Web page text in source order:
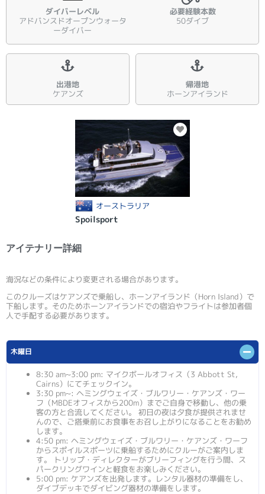
ダイバーレベル
アドバンスドオープンウォータ
ーダイバー
必要経験本数
50ダイブ
出港地
ケアンズ
帰港地
ホーンアイランド
オーストラリア
Spoilsport
アイテナリー詳細
海況などの条件により変更される場合があります。
このクルーズはケアンズで乗船し、ホーンアイランド（Horn Island）で
下船します。そのためホーンアイランドでの宿泊やフライトは参加者個
人で手配する必要があります。
木曜日
8:30 am~3:00 pm: マイクボールオフィス（3 Abbott St,
Cairns）にてチェックイン。
3:30 pm~: ヘミングウェイズ・ブルワリー・ケアンズ・ワー
フ（MBDEオフィスから200m）までご自身で移動し、他の乗
客の方と合流してください。 初日の夜は夕食が提供されませ
んので、ご搭乗前にお食事をお召し上がりになることをお勧め
します。
4:50 pm: ヘミングウェイズ・ブルワリー・ケアンズ・ワーフ
からスポイルスポーツに乗船するためにクルーがご案内しま
す。 トリップ・ディレクターがブリーフィングを行う間、ス
パークリングワインと軽食をお楽しみください。
5:00 pm: ケアンズを出発します。レンタル器材の準備をし、
ダイブデッキでダイビング器材の準備をします。